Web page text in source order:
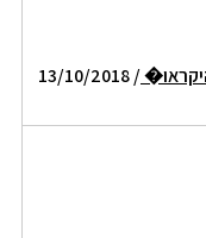
/ 13/10/2018